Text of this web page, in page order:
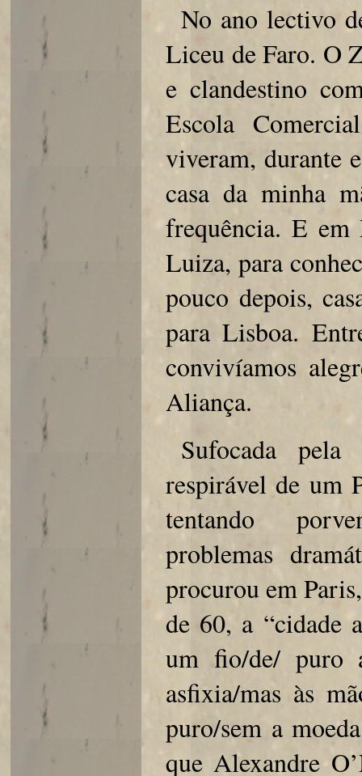
No ano lectivo
Liceu de Faro. O
e clandestino
Escola
viveram, durante
casa da minha
frequência. E em
Luiza, para
pouco depois,
para Lisboa.
convivíamos
Aliança.
Sufocada
respirável de um
tentando
problemas
procurou em
de 60, a “cidade
um fio/de/ puro
asfixia/mas às
puro/sem a
que Alexandre